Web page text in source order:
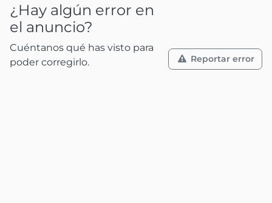
¿Hay algún error en
el anuncio?
Cuéntanos qué has visto para
poder corregirlo.
Reportar error